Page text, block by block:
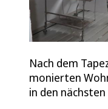
Nach dem
monierten
in den